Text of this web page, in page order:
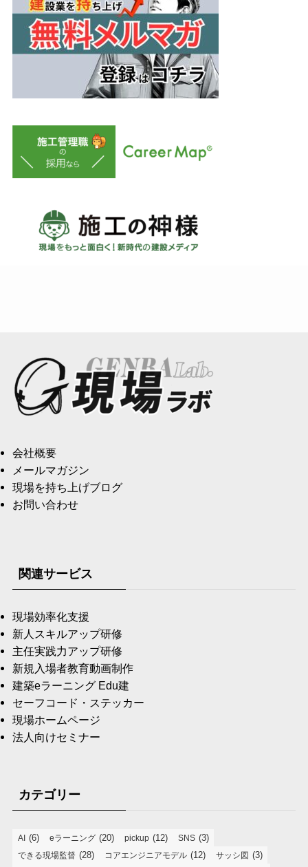
会社概要
メールマガジン
現場を持ち上げブログ
お問い合わせ
関連サービス
現場効率化支援
新人スキルアップ研修
主任実践力アップ研修
新規入場者教育動画制作
建築eラーニング Edu建
セーフコード・ステッカー
現場ホームページ
法人向けセミナー
カテゴリー
AI (6) eラーニング (20) pickup (12) SNS (3)
できる現場監督 (28) コアエンジニアモデル (12) サッシ図 (3)